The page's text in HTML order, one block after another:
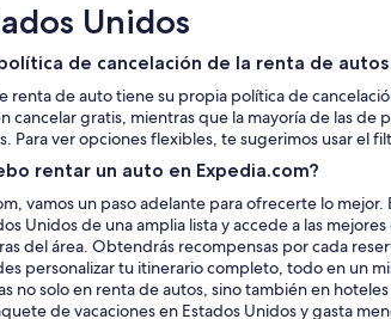
Unidos
de cancelación de la renta de autos
renta de auto tiene su propia política de
cancelar gratis, mientras que la mayoría de las de
Para ver opciones flexibles, te sugerimos usar el
rentar un auto en Expedia.com?
vamos un paso adelante para ofrecerte lo mejor.
Unidos de una amplia lista y accede a las
del área. Obtendrás recompensas por cada
personalizar tu itinerario completo, todo en un
no solo en renta de autos, sino también en
de vacaciones en Estados Unidos y gasta